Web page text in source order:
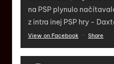
na PSP plynulo
z intra inej PSP hry -
View on Facebook · Share